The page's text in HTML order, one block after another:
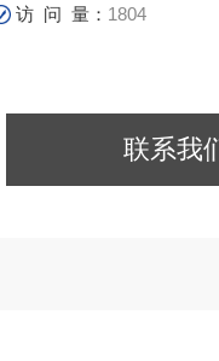
访 问 量： 1804
联系我